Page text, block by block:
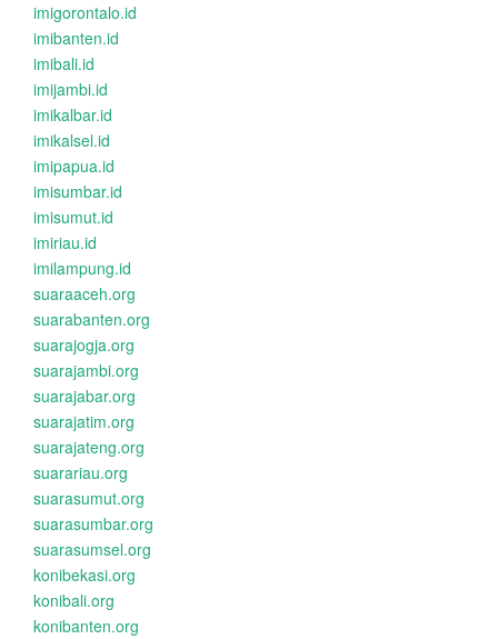
imigorontalo.id
imibanten.id
imibali.id
imijambi.id
imikalbar.id
imikalsel.id
imipapua.id
imisumbar.id
imisumut.id
imiriau.id
imilampung.id
suaraaceh.org
suarabanten.org
suarajogja.org
suarajambi.org
suarajabar.org
suarajatim.org
suarajateng.org
suarariau.org
suarasumut.org
suarasumbar.org
suarasumsel.org
konibekasi.org
konibali.org
konibanten.org